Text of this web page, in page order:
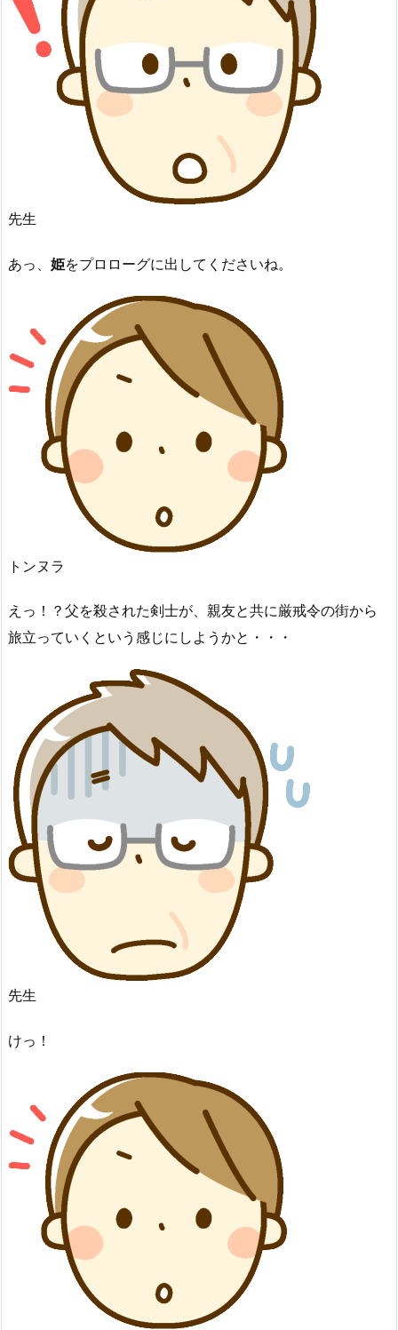
先生
あっ、 姫をプロローグに出してくださいね。
トンヌラ
えっ！？父を殺された剣士が、親友と共に厳戒令の街から
旅立っていくという感じにしようかと・・・
先生
けっ！